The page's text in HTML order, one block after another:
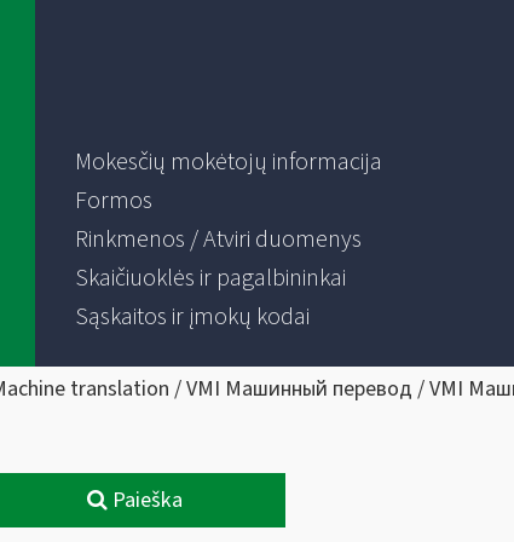
Mokesčių mokėtojų informacija
Formos
Rinkmenos / Atviri duomenys
Skaičiuoklės ir pagalbininkai
Sąskaitos ir įmokų kodai
translation / VMI Машинный перевод / VMI
Paieška